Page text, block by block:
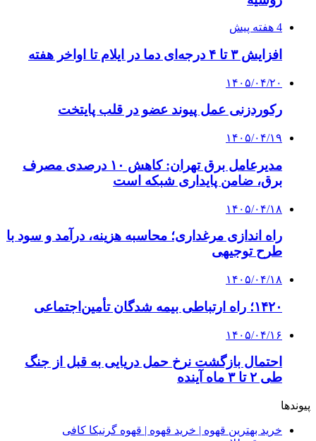
احتمال بازگشت نرخ حمل دریایی به قبل از جنگ
طی ۲ تا ۳ ماه آینده
پیوندها
خرید بهترین قهوه | خرید قهوه | قهوه گرنیکا کافی
صندوق طلا
صندوق طلا
7 ساعت پیش
روی دیگر پلتفرم‌های آنلاین طلا؛ چیزی که قبل از
3 هفته پیش
خرید ابزار آلات دستی و صنعتی زیر قیمت بازار؛
پروژه را تعیین می‌کند؟
انتخاب بهترین فروشنده